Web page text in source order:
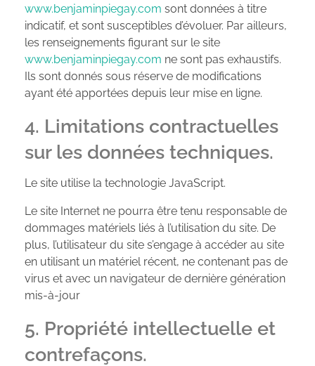
www.benjaminpiegay.com sont données à titre
indicatif, et sont susceptibles d’évoluer. Par ailleurs,
les renseignements figurant sur le site
www.benjaminpiegay.com ne sont pas exhaustifs.
Ils sont donnés sous réserve de modifications
ayant été apportées depuis leur mise en ligne.
4. Limitations contractuelles
sur les données techniques.
Le site utilise la technologie JavaScript.
Le site Internet ne pourra être tenu responsable de
dommages matériels liés à l’utilisation du site. De
plus, l’utilisateur du site s’engage à accéder au site
en utilisant un matériel récent, ne contenant pas de
virus et avec un navigateur de dernière génération
mis-à-jour
5. Propriété intellectuelle et
contrefaçons.